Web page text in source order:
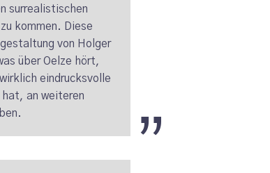
surrealistischen
kommen. Diese
von Holger
über Oelze hört,
eindrucksvolle
an weiteren